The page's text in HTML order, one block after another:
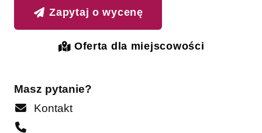
Zapytaj o wycenę
Oferta dla miejscowości
Masz pytanie?
Kontakt